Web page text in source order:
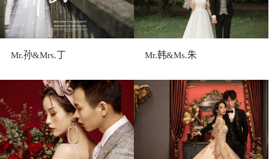
Mr.孙&Mrs.丁 Mr.韩&Ms.朱